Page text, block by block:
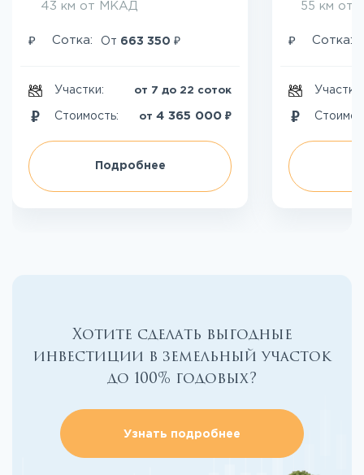
43 км от МКАД
₽ Сотка: От 663 350 ₽
Участки: от 7 до 22 соток
Стоимость: от 4 365 000 ₽
Подробнее
55 км от
₽ Сотка:
Участки:
Хотите сделать выгодные
инвестиции в земельный участок
до 100% годовых?
Узнать подробнее